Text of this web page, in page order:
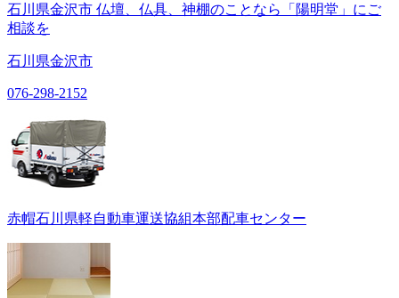
石川県金沢市 仏壇、仏具、神棚のことなら「陽明堂」にご
相談を
石川県金沢市
076-298-2152
赤帽石川県軽自動車運送協組本部配車センター